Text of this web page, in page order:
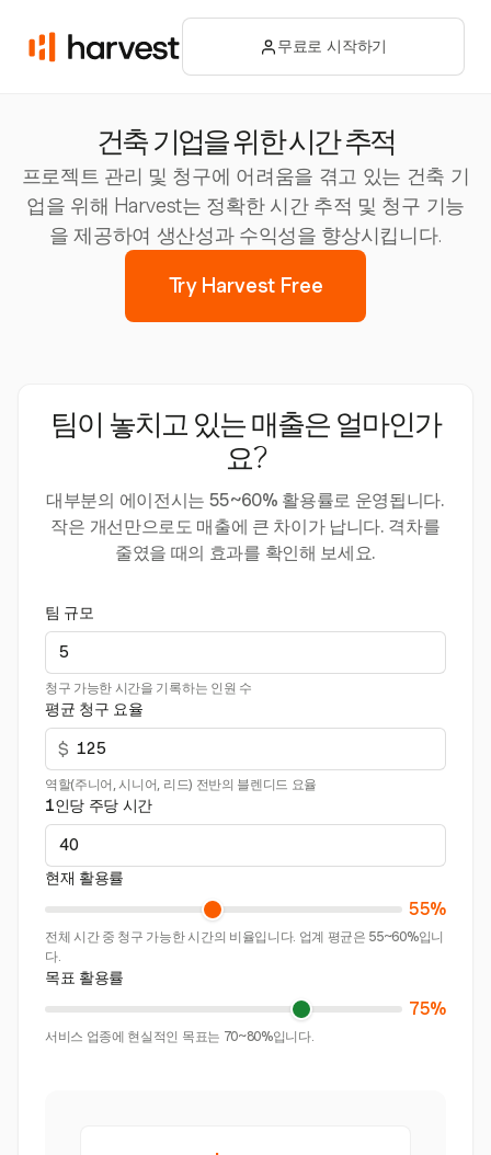
무료로 시작하기
건축 기업을 위한 시간 추적
프로젝트 관리 및 청구에 어려움을 겪고 있는 건축 기
업을 위해 Harvest는 정확한 시간 추적 및 청구 기능
을 제공하여 생산성과 수익성을 향상시킵니다.
Try Harvest Free
팀이 놓치고 있는 매출은 얼마인가
요?
대부분의 에이전시는 55~60% 활용률로 운영됩니다.
작은 개선만으로도 매출에 큰 차이가 납니다. 격차를
줄였을 때의 효과를 확인해 보세요.
팀 규모
청구 가능한 시간을 기록하는 인원 수
평균 청구 요율
$
역할(주니어, 시니어, 리드) 전반의 블렌디드 요율
1인당 주당 시간
현재 활용률
55%
전체 시간 중 청구 가능한 시간의 비율입니다. 업계 평균은 55~60%입니
다.
목표 활용률
75%
서비스 업종에 현실적인 목표는 70~80%입니다.